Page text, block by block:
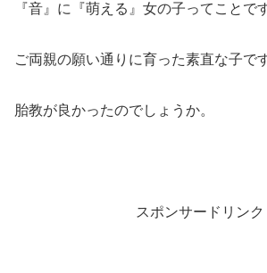
『音』に『萌える』女の子ってことで
ご両親の願い通りに育った素直な子で
胎教が良かったのでしょうか。
スポンサードリンク